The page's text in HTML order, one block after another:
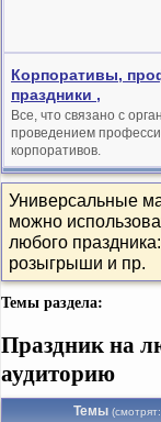
Корпоративы,
праздники ,
Все, что связано с
проведением
корпоративов.
Универсальные
можно
любого
розыгрыши и пр.
Темы раздела:
Праздник на
аудиторию
Темы